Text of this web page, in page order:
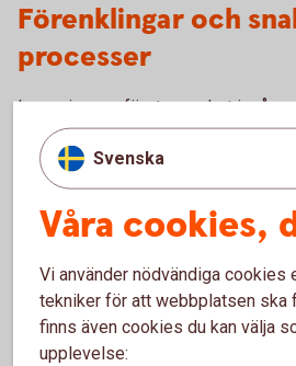
Förenklingar och
processer
I regeringens företagspaket ingår
lägre administrativa kostnader,
tillståndsprocesser, förenklad
effektivare service och tillsyn med
och metoder.
Satsning på svensk
Regeringen föreslå också flera
livsmedelskedjan och främja
Svenska
Våra cookies,
Vi använder nödvändiga cookies
tekniker för att webbplatsen ska
finns även cookies du kan välja
upplevelse: